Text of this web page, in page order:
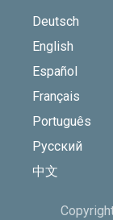
Deutsch
English
Español
Français
Português
Русский
中文